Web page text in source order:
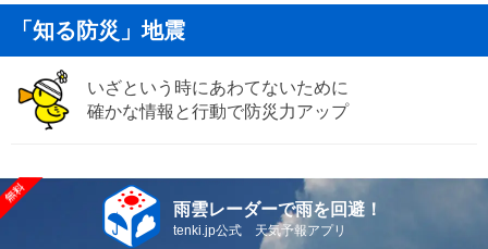
「知る防災」地震
いざという時にあわてないために
確かな情報と行動で防災力アップ
雨雲レーダーで雨を回避！
tenki.jp公式 天気予報アプリ